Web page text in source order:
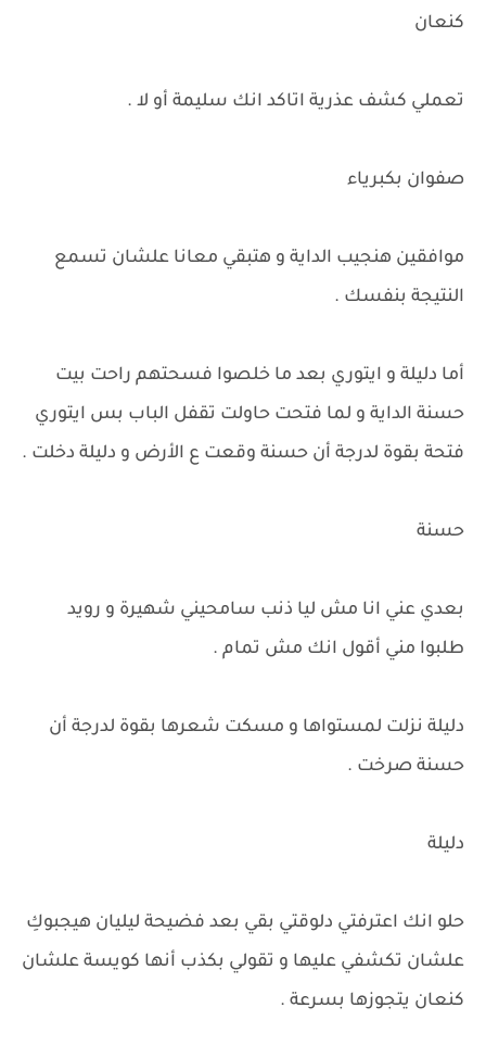
كنعان
تعملي كشف عذرية اتاكد انك سليمة أو لا .
صفوان بكبرياء
موافقين هنجيب الداية و هتبقي معانا علشان تسمع
النتيجة بنفسك .
أما دليلة و ايتوري بعد ما خلصوا فسحتهم راحت بيت
حسنة الداية و لما فتحت حاولت تقفل الباب بس ايتوري
فتحة بقوة لدرجة أن حسنة وقعت ع الأرض و دليلة دخلت .
حسنة
بعدي عني انا مش ليا ذنب سامحيني شهيرة و رويد
طلبوا مني أقول انك مش تمام .
دليلة نزلت لمستواها و مسكت شعرها بقوة لدرجة أن
حسنة صرخت .
دليلة
حلو انك اعترفتي دلوقتي بقي بعد فضيحة ليليان هيجبوكِ
علشان تكشفي عليها و تقولي بكذب أنها كويسة علشان
كنعان يتجوزها بسرعة .